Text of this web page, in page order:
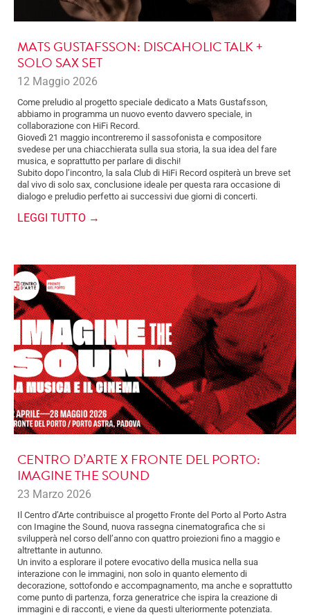
MATS GUSTAFSSON: DISCAHOLIC TALK +
SOLO SAX SET
12 Maggio 2026
Come preludio al progetto speciale dedicato a Mats Gustafsson,
abbiamo in programma un nuovo evento davvero speciale, in
collaborazione con HiFi Record.
Giovedì 21 maggio incontreremo il sassofonista e compositore
svedese per una chiacchierata sulla sua storia, la sua idea del fare
musica, e soprattutto per parlare di dischi!
Subito dopo l’incontro, la sala Club di HiFi Record ospiterà un breve set
dal vivo di solo sax, conclusione ideale per questa rara occasione di
dialogo e preludio perfetto ai successivi due giorni di concerti.
LEGGI TUTTO →
CENTRO D’ARTE X FRONTE DEL PORTO:
IMAGINE THE SOUND
23 Marzo 2026
Il Centro d’Arte contribuisce al progetto Fronte del Porto al Porto Astra
con Imagine the Sound, nuova rassegna cinematografica che si
svilupperà nel corso dell’anno con quattro proiezioni fino a maggio e
altrettante in autunno.
Un invito a esplorare il potere evocativo della musica nella sua
interazione con le immagini, non solo in quanto elemento di
decorazione, sottofondo e accompagnamento, ma anche e soprattutto
come punto di partenza, forza generatrice che ispira la creazione di
immagini e di racconti, e viene da questi ulteriormente potenziata.